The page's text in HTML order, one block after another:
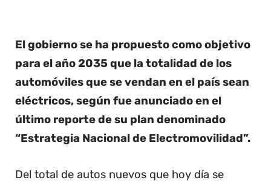
El gobierno se ha propuesto como objetivo
para el año 2035 que la totalidad de los
automóviles que se vendan en el país sean
eléctricos, según fue anunciado en el
último reporte de su plan denominado
“Estrategia Nacional de Electromovilidad”.
Del total de autos nuevos que hoy día se